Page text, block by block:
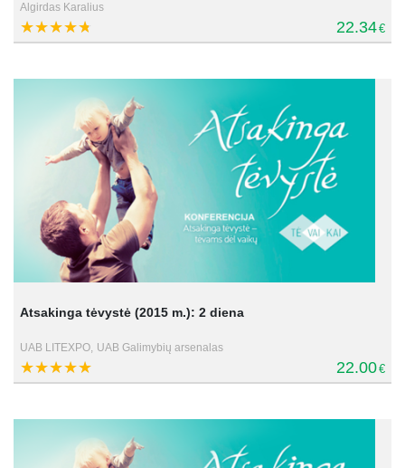
Algirdas Karalius
22.34€
Atsakinga tėvystė (2015 m.): 2 diena
UAB LITEXPO, UAB Galimybių arsenalas
22.00€